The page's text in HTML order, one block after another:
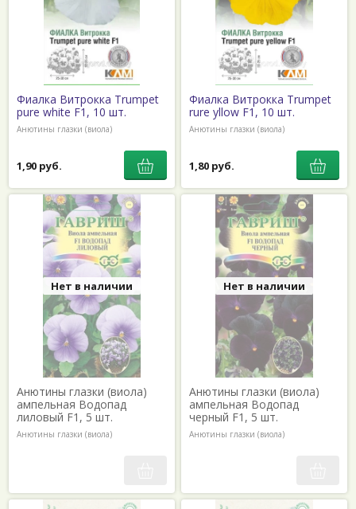
Фиалка Витрокка Trumpet
pure white F1, 10 шт.
Анютины глазки (виола)
1,90 руб.
Фиалка Витрокка Trumpet
rure yllow F1, 10 шт.
Анютины глазки (виола)
1,80 руб.
Нет в наличии
Анютины глазки (виола)
ампельная Водопад
лиловый F1, 5 шт.
Анютины глазки (виола)
Нет в наличии
Анютины глазки (виола)
ампельная Водопад
черный F1, 5 шт.
Анютины глазки (виола)